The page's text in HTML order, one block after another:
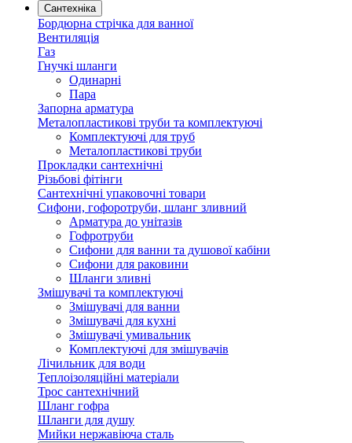
Сантехніка
Бордюрна стрічка для ванної
Вентиляція
Газ
Гнучкі шланги
Одинарні
Пара
Запорна арматура
Металопластикові труби та комплектуючі
Комплектуючі для труб
Металопластикові труби
Прокладки сантехнічні
Різьбові фітінги
Сантехнічні упаковочні товари
Сифони, гофоротруби, шланг зливний
Арматура до унітазів
Гофротруби
Сифони для ванни та душової кабіни
Сифони для раковини
Шланги зливні
Змішувачі та комплектуючі
Змішувачі для ванни
Змішувачі для кухні
Змішувачі умивальник
Комплектуючі для змішувачів
Лічильник для води
Теплоізоляційні матеріали
Трос сантехнічний
Шланг гофра
Шланги для душу
Мийки нержавіюча сталь